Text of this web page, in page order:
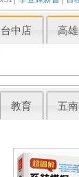
台中店 高
教育 五